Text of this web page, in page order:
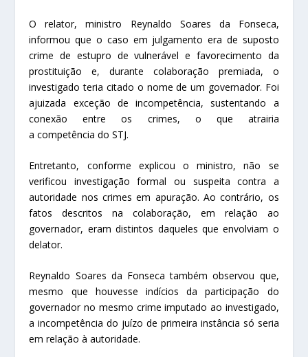
O relator, ministro Reynaldo Soares da Fonseca,
informou que o caso em julgamento era de suposto
crime de estupro de vulnerável e favorecimento da
prostituição e, durante colaboração premiada, o
investigado teria citado o nome de um governador. Foi
ajuizada exceção deincompetência, sustentando a
conexão entre os crimes, o que atrairia
acompetência do STJ.
Entretanto, conforme explicou o ministro, não se
verificou investigação formal ou suspeita contra a
autoridade nos crimes em apuração. Ao contrário, os
fatos descritos na colaboração, em relação ao
governador, eram distintos daqueles que envolviam o
delator.
Reynaldo Soares da Fonseca também observou que,
mesmo que houvesse indícios da participação do
governador no mesmo crime imputado ao investigado,
aincompetência do juízo de primeira instância só seria
em relação à autoridade.